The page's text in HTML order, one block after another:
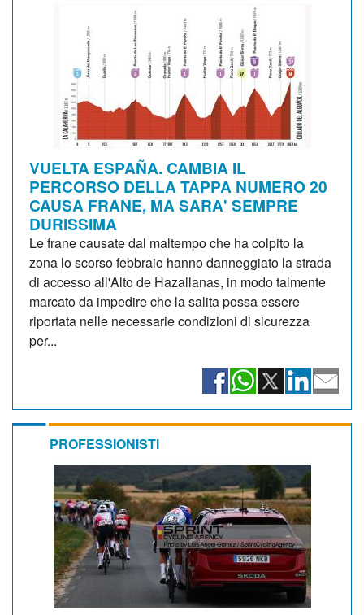
VUELTA ESPAÑA. CAMBIA IL
PERCORSO DELLA TAPPA NUMERO 20
CAUSA FRANE, MA SARA' SEMPRE
DURISSIMA
Le frane causate dal maltempo che ha colpito la
zona lo scorso febbraio hanno danneggiato la strada
di accesso all'Alto de Hazallanas, in modo talmente
marcato da impedire che la salita possa essere
riportata nelle necessarie condizioni di sicurezza
per...
PROFESSIONISTI